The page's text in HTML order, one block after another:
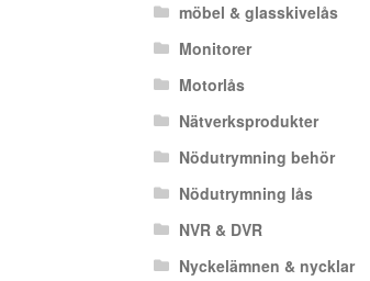
möbel & glasskivelås
Monitorer
Motorlås
Nätverksprodukter
Nödutrymning behör
Nödutrymning lås
NVR & DVR
Nyckelämnen & nycklar